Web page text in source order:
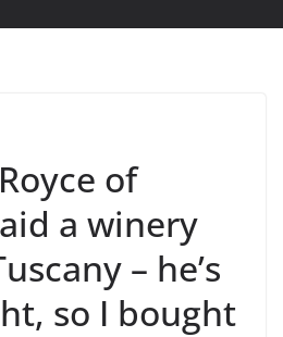
of
a winery
– he’s
so I bought